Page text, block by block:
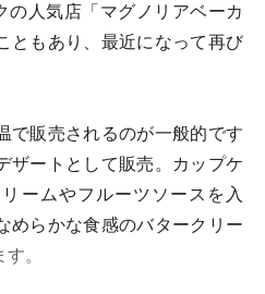
の人気店「マグノリアベーカ
ともあり、最近になって再び
で販売されるのが一般的です
ザートとして販売。カップケ
ームやフルーツソースを入
めらかな食感のバタークリー
。